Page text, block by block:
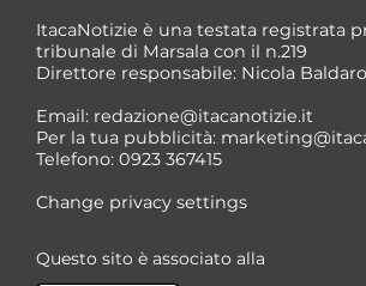
ItacaNotizie è una testata registrata
tribunale di Marsala con il n.219
Direttore responsabile: Nicola
Email: redazione@itacanotizie.it
Per la tua pubblicità:
Telefono: 0923 367415
Change privacy settings
Questo sito è associato alla